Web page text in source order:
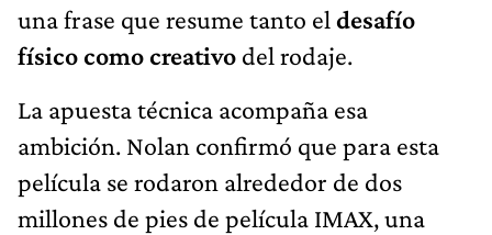
una frase que resume tanto el desafío
físico como creativo del rodaje.
La apuesta técnica acompaña esa
ambición. Nolan confirmó que para esta
película se rodaron alrededor de dos
millones de pies de película IMAX, una